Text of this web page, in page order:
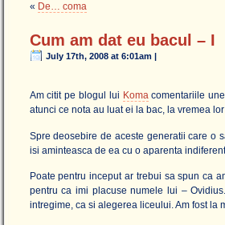
« De… coma
Cum am dat eu bacul – I
July 17th, 2008 at 6:01am |
Am citit pe blogul lui Komacomentariile
atunci ce nota au luat ei la bac, la vremea
Spre deosebire de aceste generatii care o
isi aminteasca de ea cu o aparenta
Poate pentru inceput ar trebui sa spun ca
pentru ca imi placuse numele lui –
intregime, ca si alegerea liceului. Am fost la